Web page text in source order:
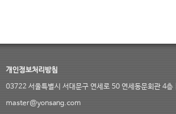
개인정보처리방침
03722 서울특별시 서대문구 연세로 50 연세동문회관 4층 |
master@yonsang.com